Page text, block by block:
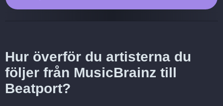
Hur överför du artisterna du
följer från MusicBrainz till
Beatport?